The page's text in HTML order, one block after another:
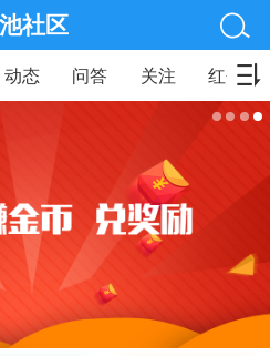
社区
动态 问答 关注 红包